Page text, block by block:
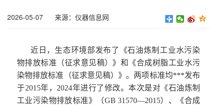
2026-05-07 来源：仪器信息网
近日，生态环境部发布了《石油炼制工业水污染
物排放标准（征求意见稿）》和《合成树脂工业水污
染物排放标准（征求意见稿）》。两项标准均***发布
于2015年， 2024年进行了修改。本次是对《石油炼制
工业污染物排放标准》（GB 31570—2015）、《合成